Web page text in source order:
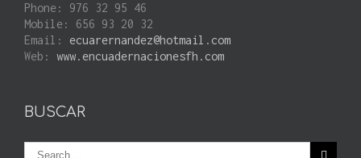
Phone: 976 32 95 46
Mobile: 656 93 20 32
Email: ecuarernandez@hotmail.com
Web: www.encuadernacionesfh.com
BUSCAR